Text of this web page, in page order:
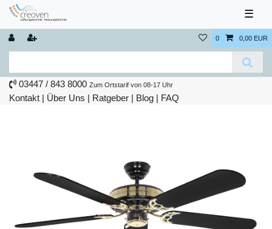
☰
0 0,00 EUR
03447 / 843 8000 Zum Ortstarif von 08-17 Uhr
Kontakt | Über Uns | Ratgeber | Blog | FAQ